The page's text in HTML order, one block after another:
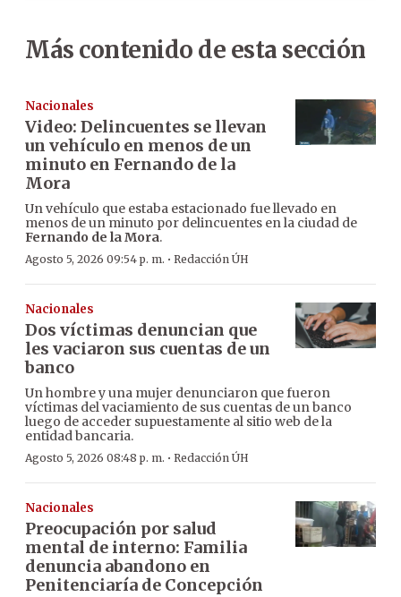
Más contenido de esta sección
Nacionales
Video: Delincuentes se llevan
un vehículo en menos de un
minuto en Fernando de la
Mora
Un vehículo que estaba estacionado fue llevado en
menos de un minuto por delincuentes en la ciudad de
Fernando de la Mora.
Agosto 5, 2026 09:54 p. m. · Redacción ÚH
Nacionales
Dos víctimas denuncian que
les vaciaron sus cuentas de un
banco
Un hombre y una mujer denunciaron que fueron
víctimas del vaciamiento de sus cuentas de un banco
luego de acceder supuestamente al sitio web de la
entidad bancaria.
Agosto 5, 2026 08:48 p. m. · Redacción ÚH
Nacionales
Preocupación por salud
mental de interno: Familia
denuncia abandono en
Penitenciaría de Concepción